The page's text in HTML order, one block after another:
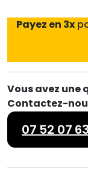
Payez en 3x
Vous avez une
Contactez-
07 52 07